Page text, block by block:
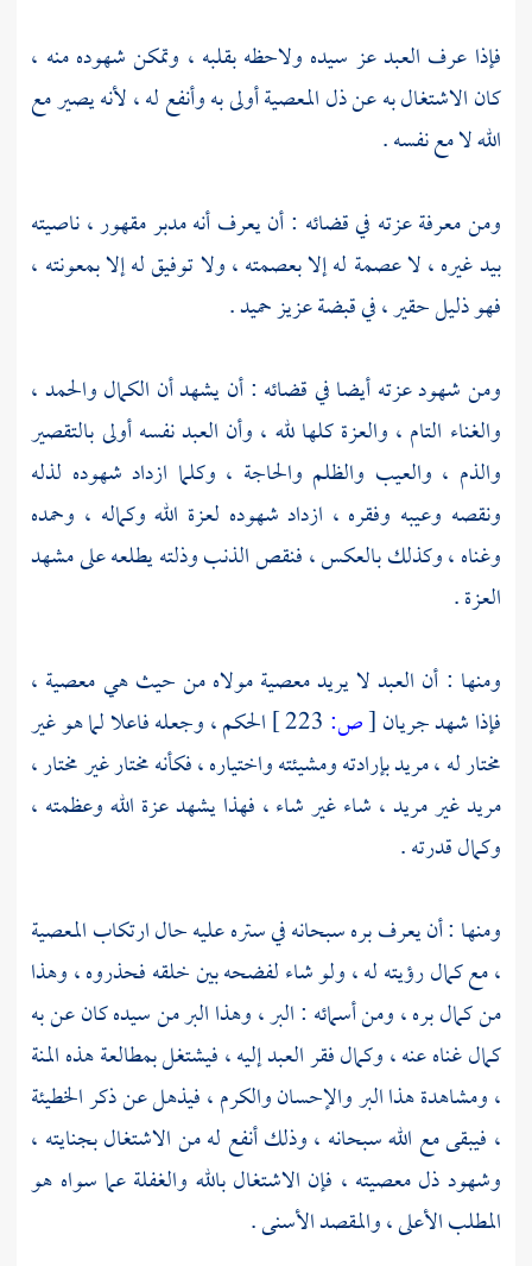
فإذا عرف العبد عز سيده ولاحظه بقلبه ، وتمكن شهوده منه ،
كان الاشتغال به عن ذل المعصية أولى به وأنفع له ، لأنه يصير مع
الله لا مع نفسه .
ومن معرفة عزته في قضائه : أن يعرف أنه مدبر مقهور ، ناصيته
بيد غيره ، لا عصمة له إلا بعصمته ، ولا توفيق له إلا بمعونته ،
فهو ذليل حقير ، في قبضة عزيز حميد .
ومن شهود عزته أيضا في قضائه : أن يشهد أن الكمال والحمد ،
والغناء التام ، والعزة كلها لله ، وأن العبد نفسه أولى بالتقصير
والذم ، والعيب والظلم والحاجة ، وكلما ازداد شهوده لذله
ونقصه وعيبه وفقره ، ازداد شهوده لعزة الله وكماله ، وحمده
وغناه ، وكذلك بالعكس ، فنقص الذنب وذلته يطلعه على مشهد
العزة .
ومنها : أن العبد لا يريد معصية مولاه من حيث هي معصية ،
فإذا شهد جريان[ص:
الحكم ، وجعله فاعلا لما هو غير
مختار له ، مريد بإرادته ومشيئته واختياره ، فكأنه مختار غير مختار ،
مريد غير مريد ، شاء غير شاء ، فهذا يشهد عزة الله وعظمته ،
وكمال قدرته .
ومنها : أن يعرف بره سبحانه في ستره عليه حال ارتكاب المعصية
، مع كمال رؤيته له ، ولو شاء لفضحه بين خلقه فحذروه ، وهذا
من كمال بره ، ومن أسمائه : البر ، وهذا البر من سيده كان عن به
كمال غناه عنه ، وكمال فقر العبد إليه ، فيشتغل بمطالعة هذه المنة
، ومشاهدة هذا البر والإحسان والكرم ، فيذهل عن ذكر الخطيئة
، فيبقى مع الله سبحانه ، وذلك أنفع له من الاشتغال بجنايته ،
وشهود ذل معصيته ، فإن الاشتغال بالله والغفلة عما سواه هو
المطلب الأعلى ، والمقصد الأسنى .